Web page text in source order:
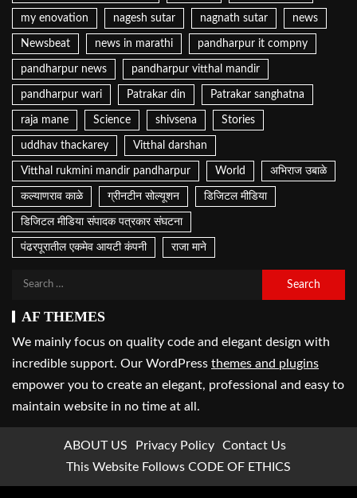
my enovation nagesh sutar nagnath sutar news
Newsbeat news in marathi pandharpur it compny
pandharpur news pandharpur vitthal mandir
pandharpur wari Patrakar din Patrakar sanghatna
raja mane Science shivsena Stories
uddhav thackarey Vitthal darshan
Vitthal rukmini mandir pandharpur World अभिराज उबाळे
कल्याणराव काळे ग्रीनटीन सोल्यूशन डिजिटल मीडिया
डिजिटल मीडिया संपादक पत्रकार संघटना
पंढरपूरातील एकमेव आयटी कंपनी राजा माने
AF THEMES
We mainly focus on quality code and elegant design with
incredible support. Our WordPress themes and plugins
empower you to create an elegant, professional and easy to
maintain website in no time at all.
ABOUT US Privacy Policy
Contact Us
This Website Follows CODE OF ETHICS